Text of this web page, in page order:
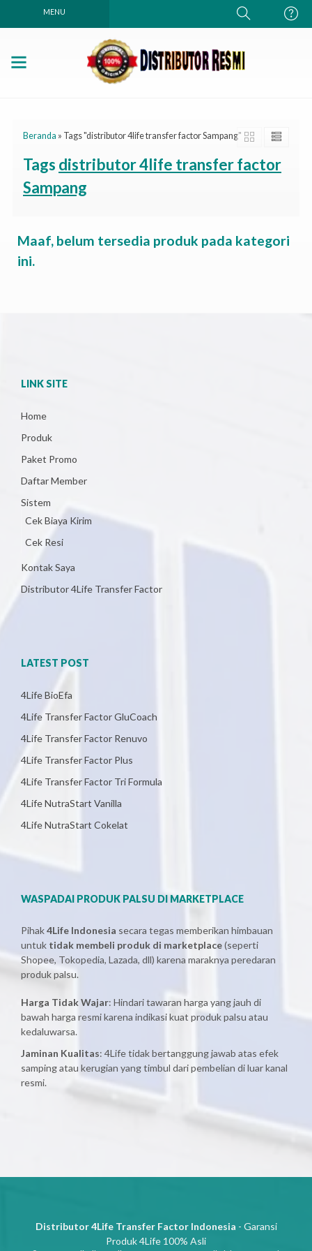
MENU
Beranda » Tags "distributor 4life transfer factor Sampang"
Tags distributor 4life transfer factor
Sampang
Maaf, belum tersedia produk pada kategori
ini.
LINK SITE
Home
Produk
Paket Promo
Daftar Member
Sistem
Cek Biaya Kirim
Cek Resi
Kontak Saya
Distributor 4Life Transfer Factor
LATEST POST
4Life BioEfa
4Life Transfer Factor GluCoach
4Life Transfer Factor Renuvo
4Life Transfer Factor Plus
4Life Transfer Factor Tri Formula
4Life NutraStart Vanilla
4Life NutraStart Cokelat
WASPADAI PRODUK PALSU DI MARKETPLACE
Pihak4Life Indonesia secara tegas memberikan himbauan
untuk tidak membeli produk di marketplace(seperti
Shopee, Tokopedia, Lazada, dll) karena maraknya peredaran
produk palsu.
Harga Tidak Wajar: Hindari tawaran harga yang jauh di
bawah harga resmi karena indikasi kuat produk palsu atau
kedaluwarsa.
Jaminan Kualitas: 4Life tidak bertanggung jawab atas efek
samping atau kerugian yang timbul dari pembelian di luar kanal
resmi.
Distributor 4Life Transfer Factor Indonesia - Garansi
Produk 4Life 100% Asli